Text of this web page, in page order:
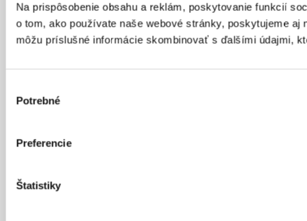
Na prispôsobenie obsahu a reklám, poskytovanie funkcií
o tom, ako používate naše webové stránky, poskytujeme
môžu príslušné informácie skombinovať s ďalšími údajmi,
súhlasu
Potrebné
Preferencie
Štatistiky